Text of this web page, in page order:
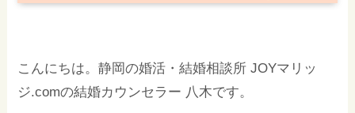
こんにちは。静岡の婚活・結婚相談所 JOYマリッ
ジ.comの結婚カウンセラー 八木です。